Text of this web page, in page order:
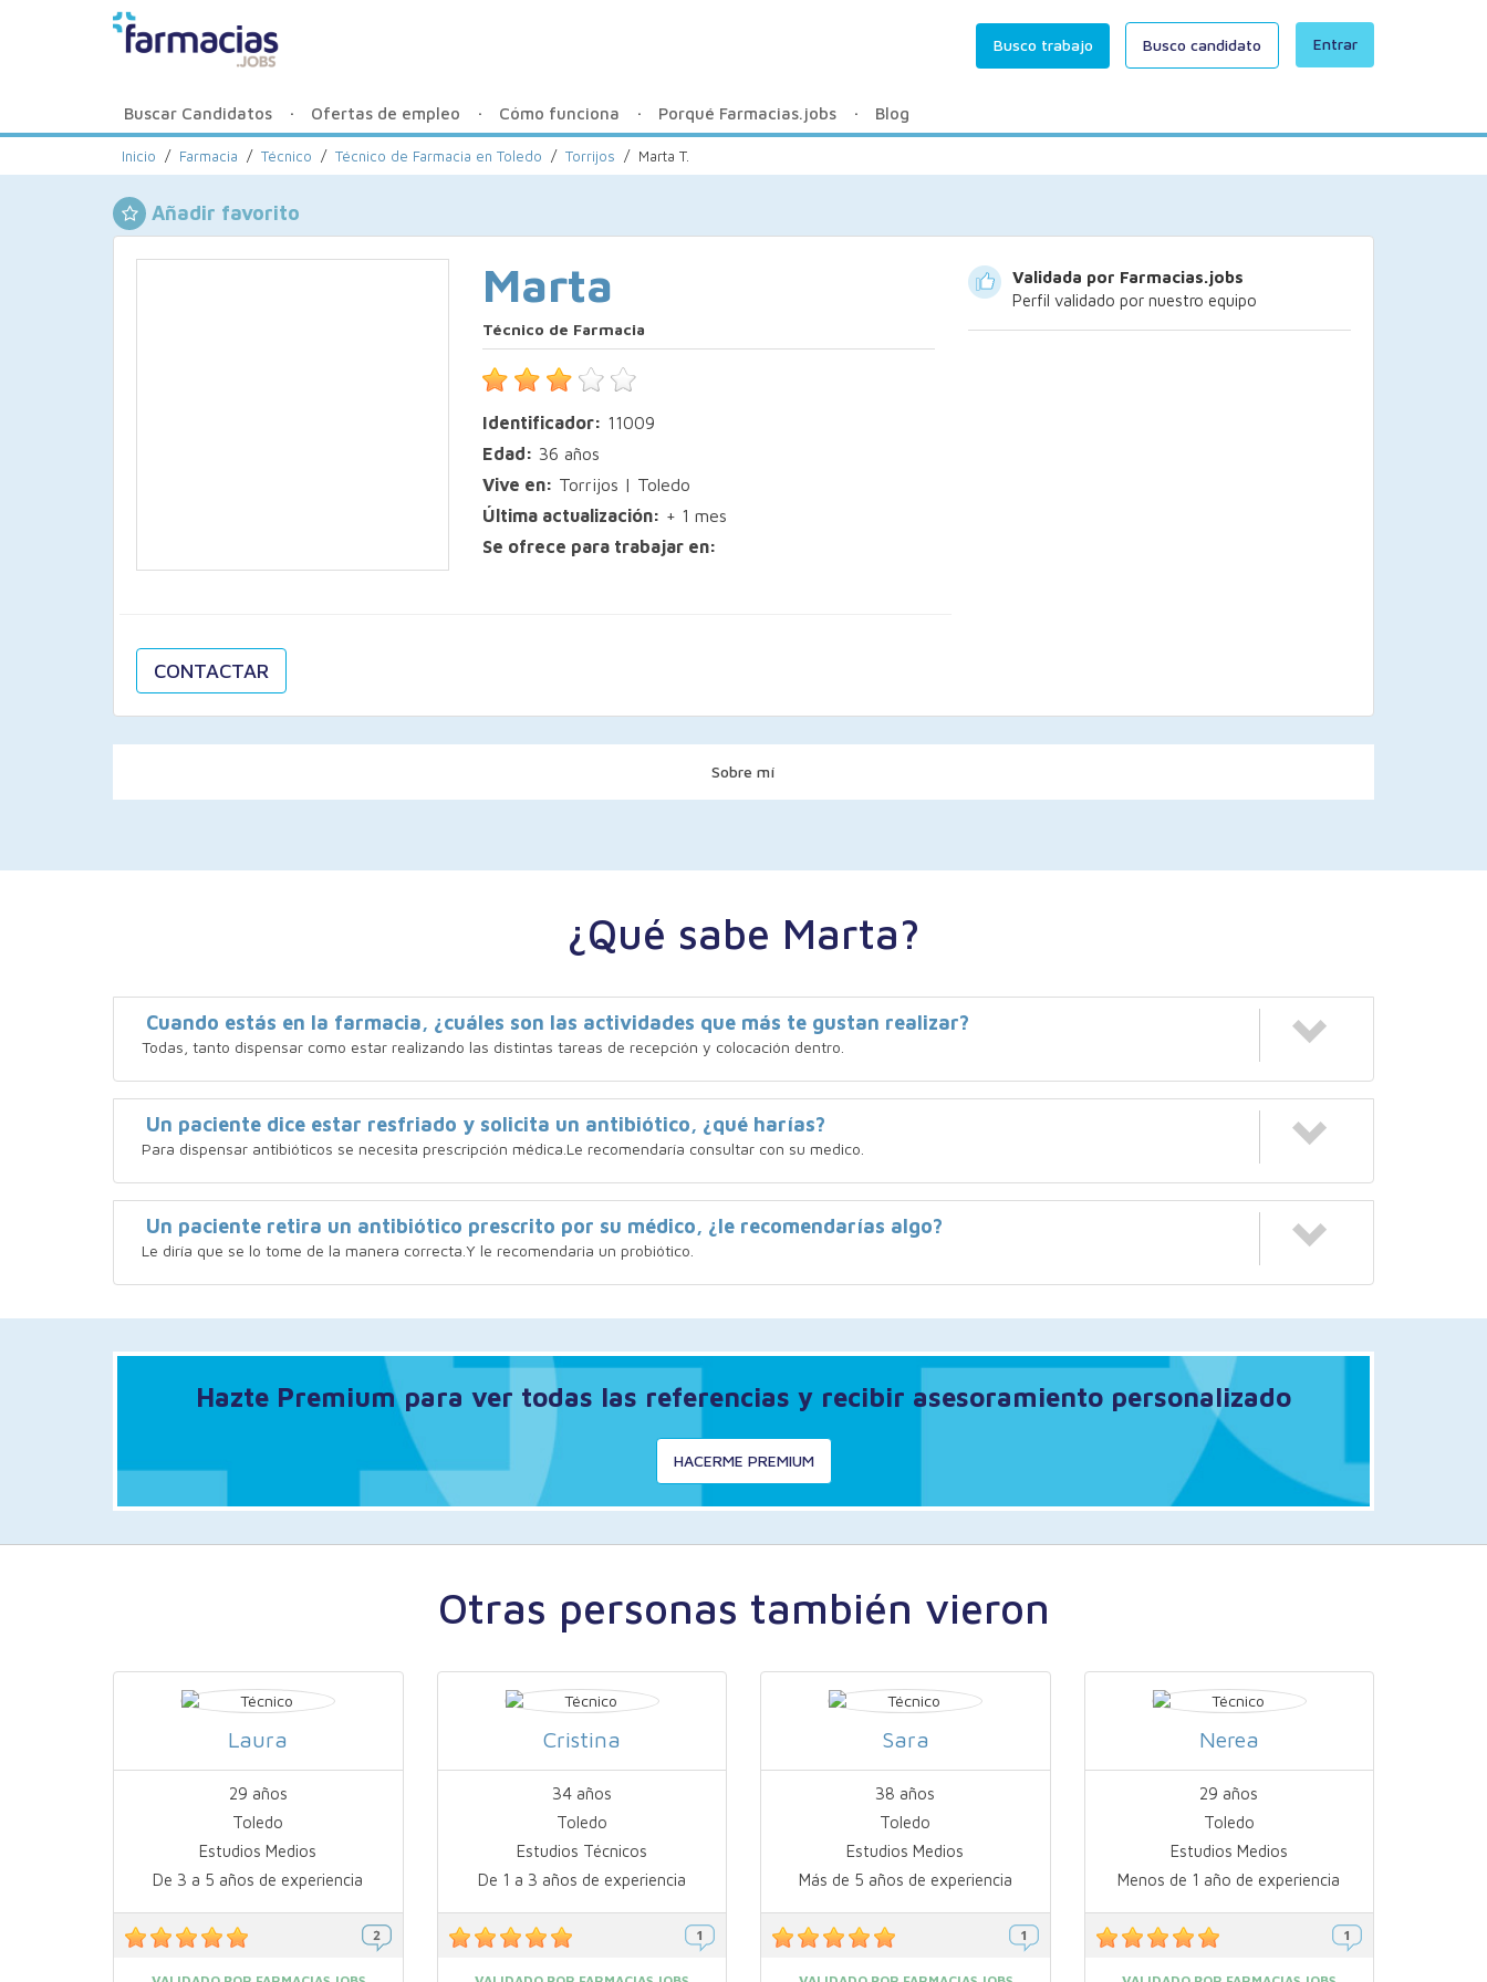
Entrar
Busco trabajo Busco candidato
Buscar Candidatos Ofertas de empleo Cómo funciona Porqué Farmacias.jobs Blog
Inicio / Farmacia / Técnico / Técnico de Farmacia en Toledo / Torrijos / Marta T.
Añadir favorito
Marta
Técnico de Farmacia
Identificador: 11009
Edad: 36 años
Vive en: Torrijos | Toledo
Última actualización: + 1 mes
Se ofrece para trabajar en:
CONTACTAR
Validada por Farmacias.jobs
Perfil validado por nuestro equipo
Sobre mí
¿Qué sabe Marta?
Cuando estás en la farmacia, ¿cuáles son las actividades que más te gustan realizar?
Todas, tanto dispensar como estar realizando las distintas tareas de recepción y colocación dentro.
Un paciente dice estar resfriado y solicita un antibiótico, ¿qué harías?
Para dispensar antibióticos se necesita prescripción médica.Le recomendaría consultar con su medico.
Un paciente retira un antibiótico prescrito por su médico, ¿le recomendarías algo?
Le diría que se lo tome de la manera correcta.Y le recomendaria un probiótico.
Hazte Premium para ver todas las referencias y recibir asesoramiento personalizado
HACERME PREMIUM
Otras personas también vieron
Laura
29 años
Toledo
Estudios Medios
De 3 a 5 años de experiencia
Cristina
34 años
Toledo
Estudios Técnicos
De 1 a 3 años de experiencia
Sara
38 años
Toledo
Estudios Medios
Más de 5 años de experiencia
Nerea
29 años
Toledo
Estudios Medios
Menos de 1 año de experiencia